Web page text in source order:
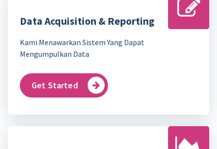
Data Acquisition & Reporting
Kami Menawarkan Sistem Yang Dapat
Mengumpulkan Data
Get Started